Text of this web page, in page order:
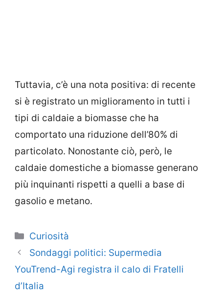
Tuttavia, c’è una nota positiva: di recente
si è registrato un miglioramento in tutti i
tipi di caldaie a biomasse che ha
comportato una riduzione dell’80% di
particolato. Nonostante ciò, però, le
caldaie domestiche a biomasse generano
più inquinanti rispetti a quelli a base di
gasolio e metano.
Categorie
Curiosità
Sondaggi politici: Supermedia
YouTrend-Agi registra il calo di Fratelli
d’Italia